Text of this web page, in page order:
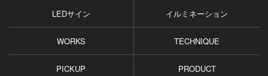
LEDサイン イルミネーション
WORKS TECHNIQUE
PICKUP PRODUCT